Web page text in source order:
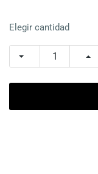
Elegir cantidad